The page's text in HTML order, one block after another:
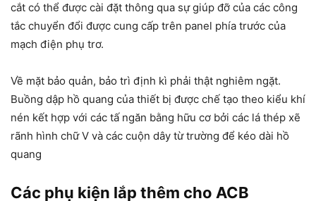
cắt có thể được cài đặt thông qua sự giúp đỡ của các công
tắc chuyển đổi được cung cấp trên panel phía trước của
mạch điện phụ trơ.
Về mặt bảo quản, bảo trì định kì phải thật nghiêm ngặt.
Buồng dập hồ quang của thiết bị được chế tạo theo kiểu khí
nén kết hợp với các tấ ngăn bằng hữu cơ bởi các lá thép xẽ
rãnh hình chữ V và các cuộn dây từ trường để kéo dài hồ
quang
Các phụ kiện lắp thêm cho ACB